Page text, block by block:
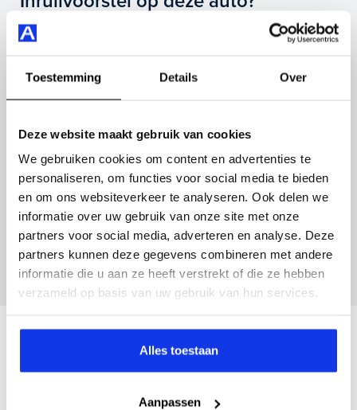
Toestemming Details Over
Deze website maakt gebruik van cookies
We gebruiken cookies om content en advertenties te
personaliseren, om functies voor social media te bieden
en om ons websiteverkeer te analyseren. Ook delen we
informatie over uw gebruik van onze site met onze
partners voor social media, adverteren en analyse. Deze
partners kunnen deze gegevens combineren met andere
informatie die u aan ze heeft verstrekt of die ze hebben
verzameld op basis van uw gebruik van hun services.
Alles toestaan
Aanpassen
(automatisch), apple carplay/android auto, kunstlederen
interieurdelen en nog veel meer.
Je koopt hem voor € 19.495,- maar je kan deze Citroën
C5 Aircross ook bij ons financieren of leasen.
Maak snel een afspraak in de showroom of bestel hem
Vul hier je gegevens in en vergeet niet foto's van je
Inruilvoorstel aanvragen
Wanneer je foto’s meestuurt ontvang je op
maandag tot en met vrijdag binnen enkele uren
een voorstel.
Veelgestelde vragen
Wanneer kan ik een proefrit maken?